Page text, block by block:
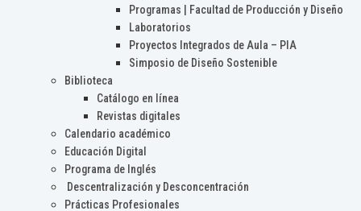
Programas | Facultad de Producción y Diseño
Laboratorios
Proyectos Integrados de Aula – PIA
Simposio de Diseño Sostenible
Biblioteca
Catálogo en línea
Revistas digitales
Calendario académico
Educación Digital
Programa de Inglés
Descentralización y Desconcentración
Prácticas Profesionales